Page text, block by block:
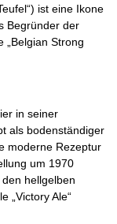
ist eine Ikone
Begründer der
„Belgian Strong
in seiner
als bodenständiger
moderne Rezeptur
um 1970
hellgelben
„Victory Ale“